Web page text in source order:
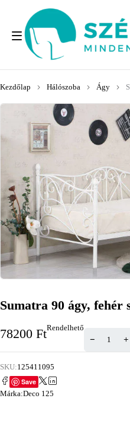
Kezdőlap Hálószoba Ágy
Sumatra 90 ágy, fehér
78200 FtRendelhető
SKU:125411095
Save
Márka:Deco 125